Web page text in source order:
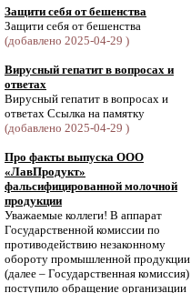
Защити себя от бешенства
Защити себя от бешенства
(добавлено 2025-04-29 )
Вирусный гепатит в вопросах и
ответах
Вирусный гепатит в вопросах и
ответах Ссылка на памятку
(добавлено 2025-04-29 )
Про факты выпуска ООО
«ЛавПродукт»
фальсифицированной молочной
продукции
Уважаемые коллеги! В аппарат
Государственной комиссии по
противодействию незаконному
обороту промышленной продукции
(далее – Государственная комиссия)
поступило обращение организации